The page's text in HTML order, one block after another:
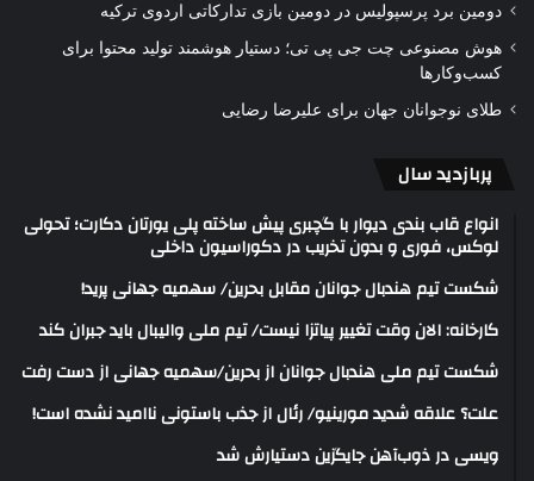
دومین برد پرسپولیس در دومین بازی تدارکاتی اردوی ترکیه
هوش مصنوعی چت جی پی تی؛ دستیار هوشمند تولید محتوا برای
کسب‌وکارها
طلای نوجوانان جهان برای علیرضا رضایی
پربازدید سال
انواع قاب بندی دیوار با گچبری پیش ساخته پلی یورتان دکارت؛ تحولی
لوکس، فوری و بدون تخریب در دکوراسیون داخلی
شکست تیم هندبال جوانان مقابل بحرین/ سهمیه جهانی پرید!
کارخانه: الان وقت تغییر پیاتزا نیست/ تیم ملی والیبال باید جبران کند
شکست تیم ملی هندبال جوانان از بحرین/سهمیه جهانی از دست رفت
علت؟ علاقه شدید مورینیو/ رئال از جذب باستونی ناامید نشده است!
ویسی در ذوب‌آهن جایگزین دستیارش شد